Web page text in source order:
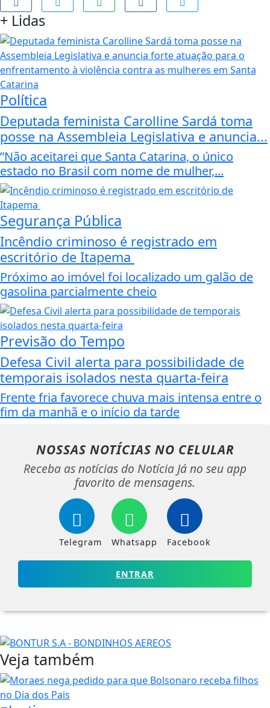
+ Lidas
Política
Deputada feminista Carolline Sardá toma
posse na Assembleia Legislativa e anuncia...
”Não aceitarei que Santa Catarina, o único
estado no Brasil com nome de mulher,...
Segurança Pública
Incêndio criminoso é registrado em
escritório de Itapema
Próximo ao imóvel foi localizado um galão de
gasolina parcialmente cheio
Previsão do Tempo
Defesa Civil alerta para possibilidade de
temporais isolados nesta quarta-feira
Frente fria favorece chuva mais intensa entre o
fim da manhã e o início da tarde
NOSSAS NOTÍCIAS NO CELULAR
Receba as notícias do Notícia Já no seu app
favorito de mensagens.
Telegram Whatsapp Facebook
ENTRAR
Veja também